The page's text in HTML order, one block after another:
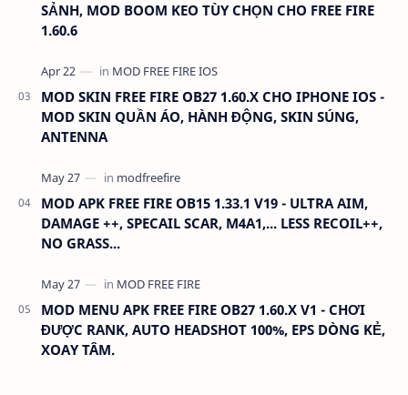
SẢNH, MOD BOOM KEO TÙY CHỌN CHO FREE FIRE
1.60.6
MOD SKIN FREE FIRE OB27 1.60.X CHO IPHONE IOS -
MOD SKIN QUẦN ÁO, HÀNH ĐỘNG, SKIN SÚNG,
ANTENNA
MOD APK FREE FIRE OB15 1.33.1 V19 - ULTRA AIM,
DAMAGE ++, SPECAIL SCAR, M4A1,... LESS RECOIL++,
NO GRASS...
MOD MENU APK FREE FIRE OB27 1.60.X V1 - CHƠI
ĐƯỢC RANK, AUTO HEADSHOT 100%, EPS DÒNG KẺ,
XOAY TÂM.